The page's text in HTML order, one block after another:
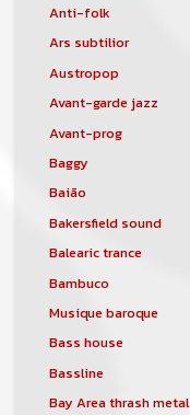
Anti-folk
Ars subtilior
Austropop
Avant-garde jazz
Avant-prog
Baggy
Baião
Bakersfield sound
Balearic trance
Bambuco
Musique baroque
Bass house
Bassline
Bay Area thrash metal